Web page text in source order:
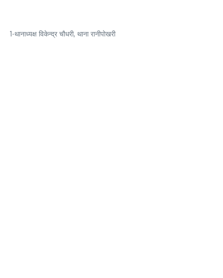
1-थानाध्यक्ष विकेन्द्र चौधरी, थाना रानीपोखरी